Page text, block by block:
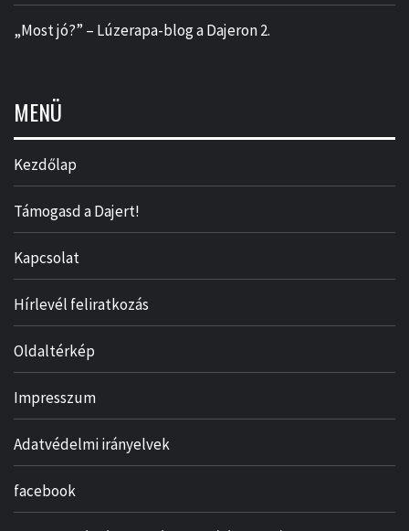
„Most jó?” – Lúzerapa-blog a Dajeron 2.
MENÜ
Kezdőlap
Támogasd a Dajert!
Kapcsolat
Hírlevél feliratkozás
Oldaltérkép
Impresszum
Adatvédelmi irányelvek
facebook